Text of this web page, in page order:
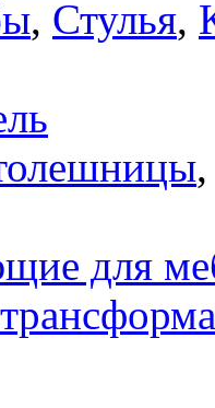
, Стулья,
для